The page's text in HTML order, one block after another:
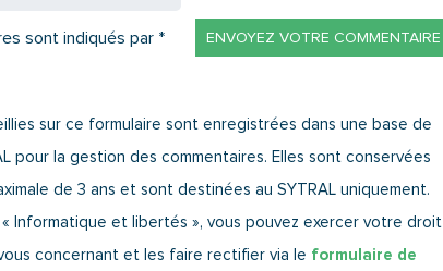
ENVOYEZ VOTRE COMMENTAIRE
sont indiqués par *
sur ce formulaire sont enregistrées dans une base de
pour la gestion des commentaires. Elles sont conservées
de 3 ans et sont destinées au SYTRAL uniquement.
Informatique et libertés », vous pouvez exercer votre droit
concernant et les faire rectifier via le formulaire de